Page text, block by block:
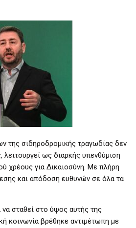
της σιδηροδρομικής τραγωδίας δεν
λειτουργεί ως διαρκής υπενθύμιση
χρέους για Δικαιοσύνη. Με πλήρη
και απόδοση ευθυνών σε όλα τα
σταθεί στο ύψος αυτής της
κοινωνία βρέθηκε αντιμέτωπη με